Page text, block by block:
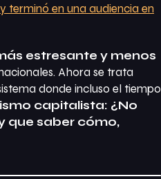
terminó en una audiencia en
estresante y menos
Ahora se trata
donde incluso el tiempo
capitalista: ¿No
que saber cómo,